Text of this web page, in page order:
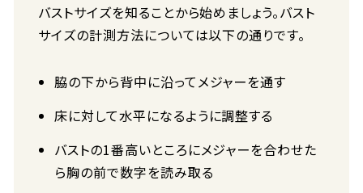
バストサイズを知ることから始めましょう。バスト
サイズの計測方法については以下の通りです。
脇の下から背中に沿ってメジャーを通す
床に対して水平になるように調整する
バストの1番高いところにメジャーを合わせた
ら胸の前で数字を読み取る